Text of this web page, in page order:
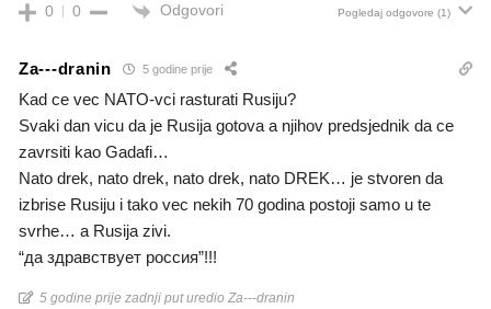
0 0 Odgovori Pogledaj odgovore (1)
Za---dranin 5 godine prije
Kad ce vec NATO-vci rasturati Rusiju?
Svaki dan vicu da je Rusija gotova a njihov predsjednik da ce
zavrsiti kao Gadafi…
Nato drek, nato drek, nato drek, nato DREK… je stvoren da
izbrise Rusiju i tako vec nekih 70 godina postoji samo u te
svrhe… a Rusija zivi.
“да здравствует россия”!!!
5 godine prije zadnji put uredio Za---dranin